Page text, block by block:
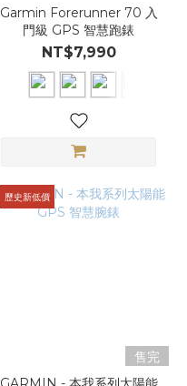
Garmin Forerunner 70 入
門級 GPS 智慧跑錶
NT$7,990
歷史新低價
售完